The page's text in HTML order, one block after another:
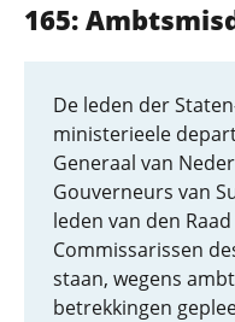
165:
De leden der
ministerieele
Generaal van
Gouverneurs van
leden van den
Commissarissen
staan, wegens
betrekkingen